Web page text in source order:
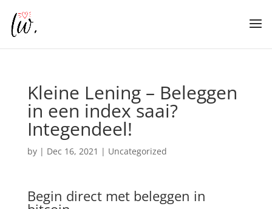
Kleine Lening – Beleggen
in een index saai?
Integendeel!
by | Dec 16, 2021 | Uncategorized
Begin direct met beleggen in